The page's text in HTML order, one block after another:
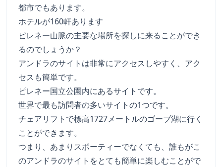
都市でもあります。
ホテルが160軒あります
ピレネー山脈の主要な場所を探しに来ることができ
るのでしょうか？
アンドラのサイトは非常にアクセスしやすく、アク
セスも簡単です。
ピレネー国立公園内にあるサイトです。
世界で最も訪問者の多いサイトの1つです。
チェアリフトで標高1727メートルのゴーブ湖に行く
ことができます。
つまり、あまりスポーティーでなくても、誰もがこ
のアンドラのサイトをとても簡単に楽しむことがで